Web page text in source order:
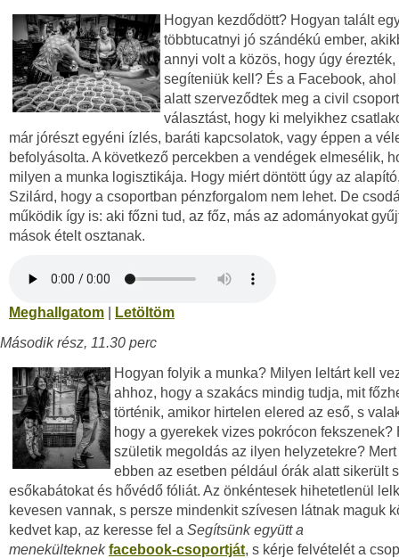
Hogyan kezdődött? Hogyan talált
többtucatnyi jó szándékú ember,
annyi volt a közös, hogy úgy érezték,
segíteniük kell? És a Facebook,
alatt szerveződtek meg a civil
választást, hogy ki melyikhez
már jórészt egyéni ízlés, baráti kapcsolatok, vagy éppen a
befolyásolta. A következő percekben a vendégek elmesélik,
milyen a munka logisztikája. Hogy miért döntött úgy az
Szilárd, hogy a csoportban pénzforgalom nem lehet. De
működik így is: aki főzni tud, az főz, más az adományokat
mások ételt osztanak.
Meghallgatom
Letöltöm
Második rész, 11.30 perc
Hogyan folyik a munka? Milyen leltárt kell
ahhoz, hogy a szakács mindig tudja, mit
történik, amikor hirtelen elered az eső, s
hogy a gyerekek vizes pokrócon fekszenek?
születik megoldás az ilyen helyzetekre?
ebben az esetben például órák alatt sikerült
esőkabátokat és hővédő fóliát. Az önkéntesek hihetetlenül
kevesen vannak, s persze mindenkit szívesen látnak maguk
kedvet kap, az keresse fel a Segítsünk együtt a
menekülteknek facebook-csoportját, s kérje felvételét a